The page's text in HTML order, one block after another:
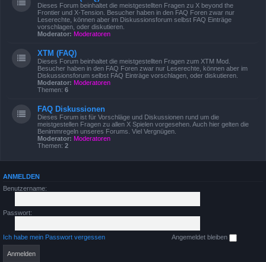
Dieses Forum beinhaltet die meistgestellten Fragen zu X beyond the
Frontier und X-Tension. Besucher haben in den FAQ Foren zwar nur
Leserechte, können aber im Diskussionsforum selbst FAQ Einträge
vorschlagen, oder diskutieren.
Moderator: Moderatoren
XTM (FAQ)
Dieses Forum beinhaltet die meistgestellten Fragen zum XTM Mod.
Besucher haben in den FAQ Foren zwar nur Leserechte, können aber im
Diskussionsforum selbst FAQ Einträge vorschlagen, oder diskutieren.
Moderator: Moderatoren
Themen: 6
FAQ Diskussionen
Dieses Forum ist für Vorschläge und Diskussionen rund um die
meistgestellen Fragen zu allen X Spielen vorgesehen. Auch hier gelten die
Benimmregeln unseres Forums. Viel Vergnügen.
Moderator: Moderatoren
Themen: 2
ANMELDEN
Benutzername:
Passwort:
Ich habe mein Passwort vergessen Angemeldet bleiben